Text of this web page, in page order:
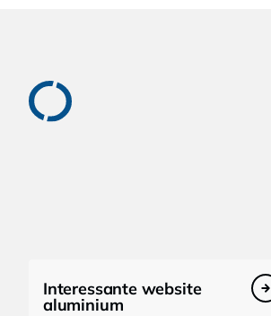
Interessante website
aluminium